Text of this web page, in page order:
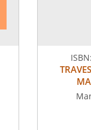
ISBN: